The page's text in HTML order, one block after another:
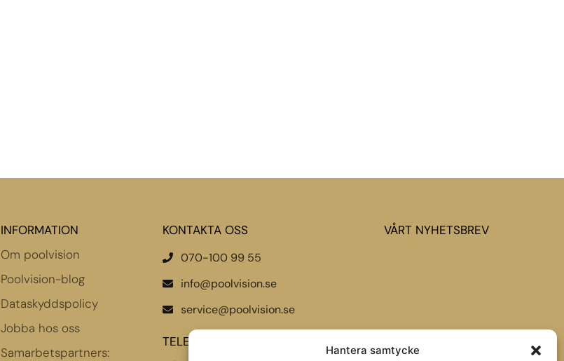
Hantera samtycke
INFORMATION
Om poolvision
Poolvision-blog
Dataskyddspolicy
Jobba hos oss
Samarbetspartners:
KONTAKTA OSS
070-100 99 55
info@poolvision.se
service@poolvision.se
TELEFONTIDER
VÅRT NYHETSBREV